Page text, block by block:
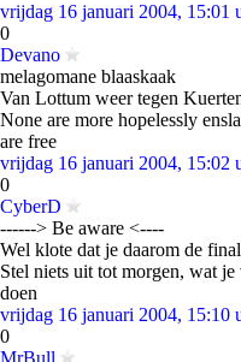
vrijdag 16 januari 2004, 15:01
0
Devano
melagomane blaaskaak
Van Lottum weer tegen
None are more hopelessly
are free
vrijdag 16 januari 2004, 15:02
0
CyberD
------> Be aware <----
Wel klote dat je daarom de
Stel niets uit tot morgen, wat
doen
vrijdag 16 januari 2004, 15:10
0
MrBull